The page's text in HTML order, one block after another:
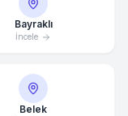
Bayraklı
İncele
Belek